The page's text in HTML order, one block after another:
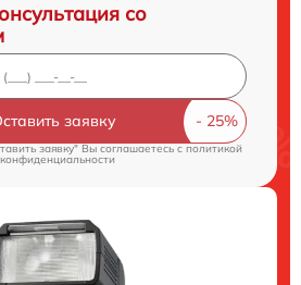
со
заявку
заявку" Вы соглашаетесь c политикой
конфиденциальности